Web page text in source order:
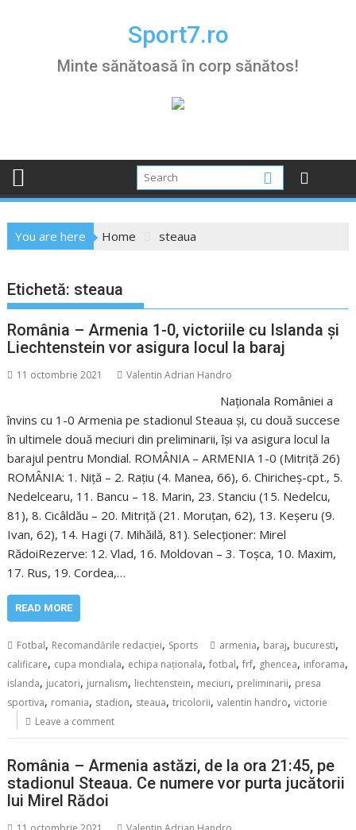
Sport7.ro
Minte sănătoasă în corp sănătos!
You are here Home steaua
Etichetă: steaua
România – Armenia 1-0, victoriile cu Islanda și
Liechtenstein vor asigura locul la baraj
11 octombrie 2021 Valentin Adrian Handro
Naționala României a
învins cu 1-0 Armenia pe stadionul Steaua și, cu două succese
în ultimele două meciuri din preliminarii, își va asigura locul la
barajul pentru Mondial. ROMÂNIA – ARMENIA 1-0 (Mitriță 26)
ROMÂNIA: 1. Niță – 2. Rațiu (4. Manea, 66), 6. Chiricheș-cpt., 5.
Nedelcearu, 11. Bancu – 18. Marin, 23. Stanciu (15. Nedelcu,
81), 8. Cicâldău – 20. Mitriță (21. Moruțan, 62), 13. Keșeru (9.
Ivan, 62), 14. Hagi (7. Mihăilă, 81). Selecționer: Mirel
RădoiRezerve: 12. Vlad, 16. Moldovan – 3. Toșca, 10. Maxim,
17. Rus, 19. Cordea,…
READ MORE
Fotbal, Recomandările redacției, Sports armenia, baraj, bucuresti,
calificare, cupa mondiala, echipa naționala,fotbal,frf, ghencea, inforama,
islanda, jucatori, jurnalism, liechtenstein, meciuri, preliminarii, presa
sportiva, romania, stadion, steaua,tricolorii,valentin handro,victorie
Leave a comment
România – Armenia astăzi, de la ora 21:45, pe
stadionul Steaua. Ce numere vor purta jucătorii
lui Mirel Rădoi